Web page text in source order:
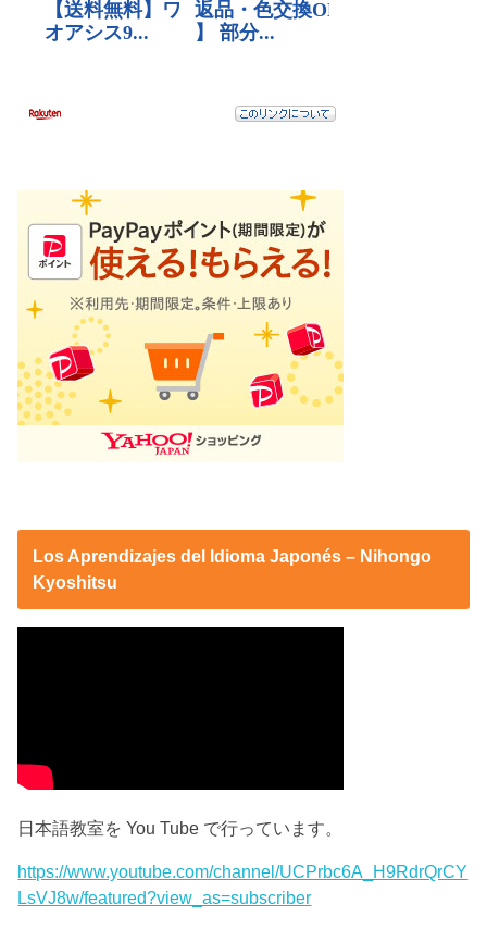
Los Aprendizajes del Idioma Japonés – Nihongo
Kyoshitsu
日本語教室を You Tube で行っています。
https://www.youtube.com/channel/UCPrbc6A_H9RdrQrCY
LsVJ8w/featured?view_as=subscriber